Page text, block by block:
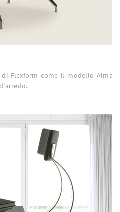
Flexform come il modello Alma